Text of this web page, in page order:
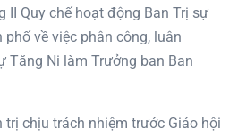
II Quy chế hoạt động Ban Trị sự
phố về việc phân công, luân
Tăng Ni làm Trưởng ban Ban
trị chịu trách nhiệm trước Giáo hội